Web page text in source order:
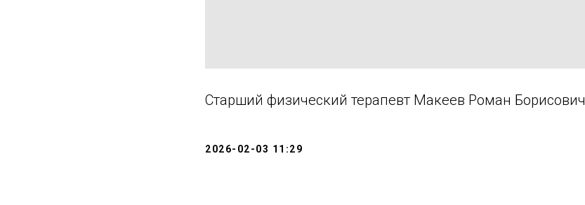
Старший физический терапевт Макеев Роман Борисович
2026-02-03 11:29